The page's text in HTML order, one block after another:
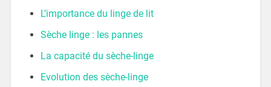
L’importance du linge de lit
Sèche linge : les pannes
La capacité du sèche-linge
Evolution des sèche-linge